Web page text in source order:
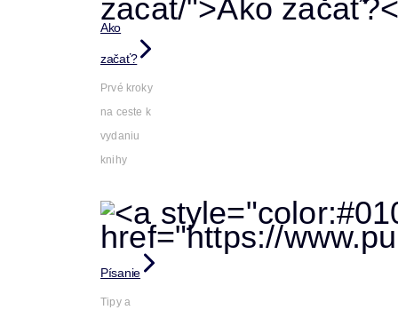
Ako
začať?
Prvé kroky
na ceste k
vydaniu
knihy
Písanie
Tipy a